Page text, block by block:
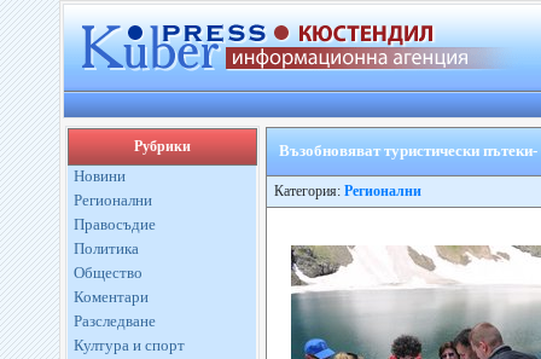
Рубрики
Новини
Регионални
Правосъдие
Политика
Общество
Коментари
Разследване
Култура и спорт
Възобновяват туристически
Категория: Регионални